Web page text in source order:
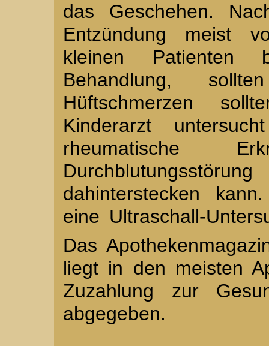
das Geschehen.
Entzündung meist
kleinen Patienten
Behandlung,
Hüftschmerzen
Kinderarzt
rheumatische
dahinterstecken
eine Ultraschall-
Das
liegt in den meisten
Zuzahlung zur
abgegeben.